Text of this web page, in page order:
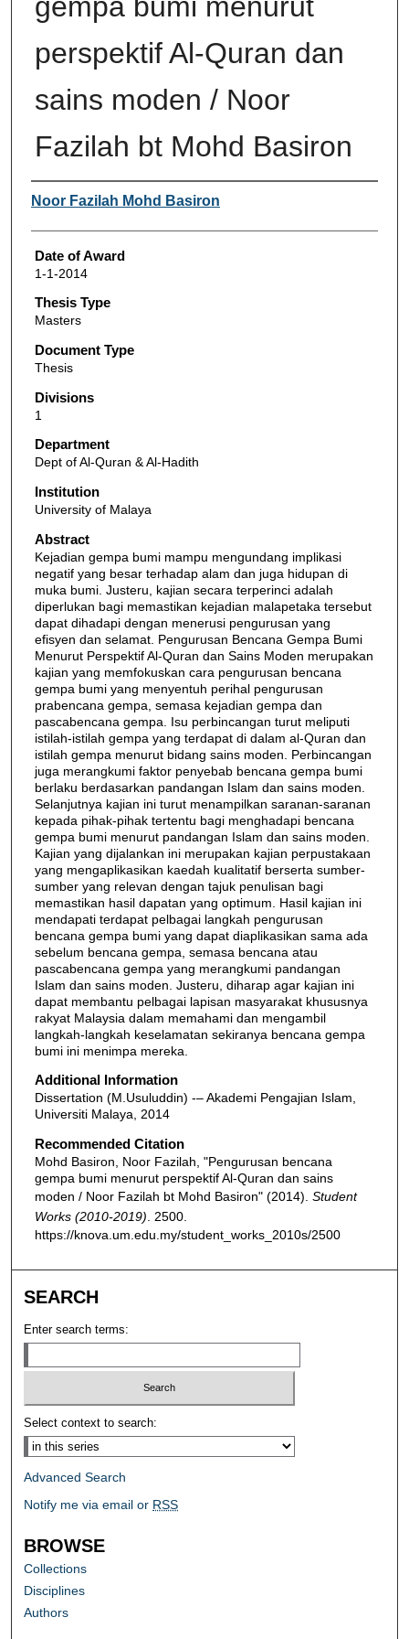
perspektif Al-Quran dan
sains moden / Noor
Fazilah bt Mohd Basiron
Author
Noor Fazilah Mohd Basiron
Date of Award
1-1-2014
Thesis Type
Masters
Document Type
Thesis
Divisions
1
Department
Dept of Al-Quran & Al-Hadith
Institution
University of Malaya
Abstract
Kejadian gempa bumi mampu mengundang implikasi
negatif yang besar terhadap alam dan juga hidupan di
muka bumi. Justeru, kajian secara terperinci adalah
diperlukan bagi memastikan kejadian malapetaka tersebut
dapat dihadapi dengan menerusi pengurusan yang
efisyen dan selamat. Pengurusan Bencana Gempa Bumi
Menurut Perspektif Al-Quran dan Sains Moden merupakan
kajian yang memfokuskan cara pengurusan bencana
gempa bumi yang menyentuh perihal pengurusan
prabencana gempa, semasa kejadian gempa dan
pascabencana gempa. Isu perbincangan turut meliputi
istilah-istilah gempa yang terdapat di dalam al-Quran dan
istilah gempa menurut bidang sains moden. Perbincangan
juga merangkumi faktor penyebab bencana gempa bumi
berlaku berdasarkan pandangan Islam dan sains moden.
Selanjutnya kajian ini turut menampilkan saranan-saranan
kepada pihak-pihak tertentu bagi menghadapi bencana
gempa bumi menurut pandangan Islam dan sains moden.
Kajian yang dijalankan ini merupakan kajian perpustakaan
yang mengaplikasikan kaedah kualitatif berserta sumber-
sumber yang relevan dengan tajuk penulisan bagi
memastikan hasil dapatan yang optimum. Hasil kajian ini
mendapati terdapat pelbagai langkah pengurusan
bencana gempa bumi yang dapat diaplikasikan sama ada
sebelum bencana gempa, semasa bencana atau
pascabencana gempa yang merangkumi pandangan
Islam dan sains moden. Justeru, diharap agar kajian ini
dapat membantu pelbagai lapisan masyarakat khususnya
rakyat Malaysia dalam memahami dan mengambil
langkah-langkah keselamatan sekiranya bencana gempa
bumi ini menimpa mereka.
Additional Information
Dissertation (M.Usuluddin) -– Akademi Pengajian Islam,
Universiti Malaya, 2014
Recommended Citation
Mohd Basiron, Noor Fazilah, "Pengurusan bencana
gempa bumi menurut perspektif Al-Quran dan sains
moden / Noor Fazilah bt Mohd Basiron" (2014). Student
Works (2010-2019) . 2500.
https://knova.um.edu.my/student_works_2010s/2500
SEARCH
Enter search terms:
Select context to search:
Advanced Search
Notify me via email or RSS
BROWSE
Collections
Disciplines
Authors